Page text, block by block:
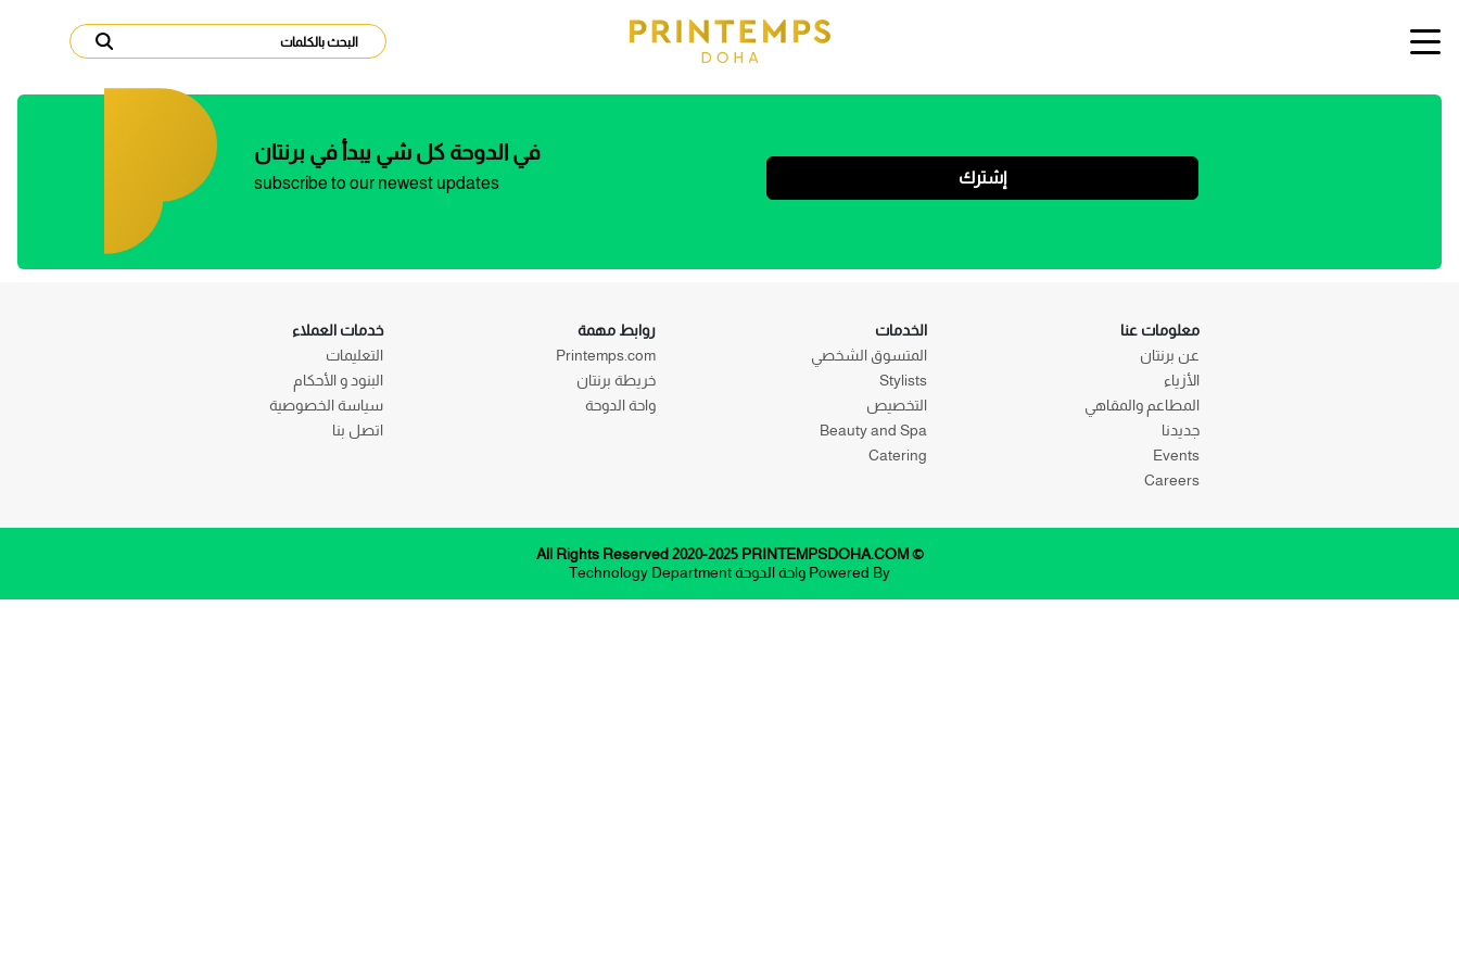
في الدوحة كل شي يبدأ في برنتان
subscribe to our newest updates إشترك
معلومات عنا
عن برنتان
الأزياء
المطاعم والمقاهي
جديدنا
Events
Careers
الخدمات
المتسوق الشخصي
Stylists
التخصيص
Beauty and Spa
Catering
روابط مهمة
Printemps.com
خريطة برنتان
واحة الدوحة
خدمات العملاء
التعليمات
البنود و الأحكام
سياسة الخصوصية
اتصل بنا
© All Rights Reserved 2020-2025 PRINTEMPSDOHA.COM
Powered By واحة الدوحة